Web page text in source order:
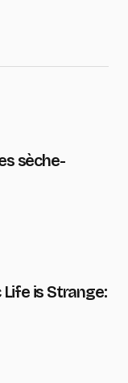
sèche-
is Strange: